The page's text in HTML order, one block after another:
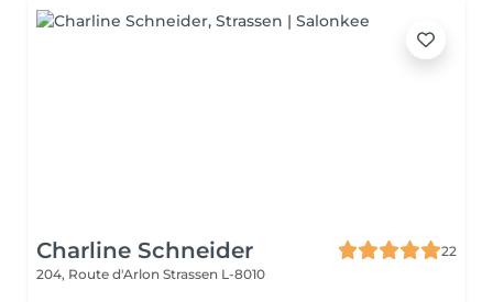
Charline Schneider
22
204, Route d'Arlon Strassen L-8010